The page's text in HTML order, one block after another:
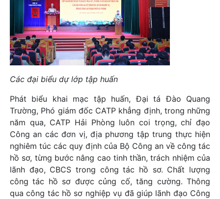
Các đại biểu dự lớp tập huấn
Phát biểu khai mạc tập huấn, Đại tá Đào Quang
Trường, Phó giám đốc CATP khẳng định, trong những
năm qua, CATP Hải Phòng luôn coi trọng, chỉ đạo
Công an các đơn vị, địa phương tập trung thực hiện
nghiêm túc các quy định của Bộ Công an về công tác
hồ sơ, từng bước nâng cao tinh thần, trách nhiệm của
lãnh đạo, CBCS trong công tác hồ sơ. Chất lượng
công tác hồ sơ được củng cố, tăng cường. Thông
qua công tác hồ sơ nghiệp vụ đã giúp lãnh đạo Công